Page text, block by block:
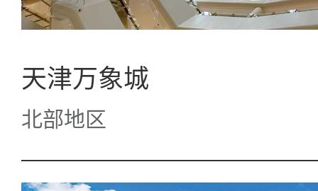
天津万象城
北部地区